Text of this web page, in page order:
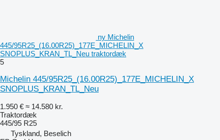
ny Michelin
445/95R25_(16.00R25)_177E_MICHELIN_X
SNOPLUS_KRAN_TL_Neu traktordæk
5
Michelin 445/95R25_(16.00R25)_177E_MICHELIN_X
SNOPLUS_KRAN_TL_Neu
1.950 € ≈ 14.580 kr.
Traktordæk
445/95 R25
Tyskland, Beselich